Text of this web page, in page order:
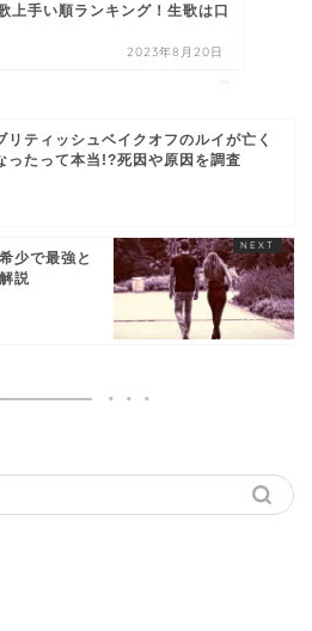
上手い順ランキング！生歌は口
2023年8月20日
リティッシュベイクオフのルイが亡く
ったって本当!?死因や原因を調査
少で最強と
説